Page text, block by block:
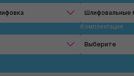
Шлифовальные
Комплектация
Выберите